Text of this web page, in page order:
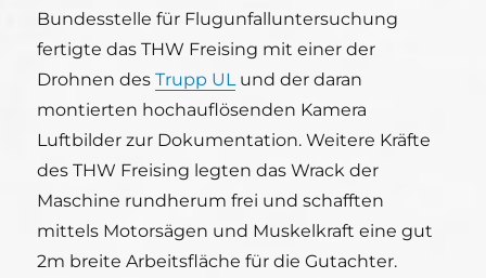
Bundesstelle für Flugunfalluntersuchung
fertigte das THW Freising mit einer der
Drohnen desTrupp ULund der daran
montierten hochauflösenden Kamera
Luftbilder zur Dokumentation. Weitere Kräfte
des THW Freising legten das Wrack der
Maschine rundherum frei und schafften
mittels Motorsägen und Muskelkraft eine gut
2m breite Arbeitsfläche für die Gutachter.